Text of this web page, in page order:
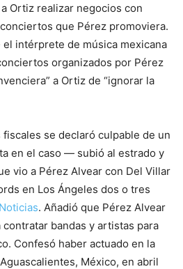
Ortiz realizar negocios con
que Pérez promoviera.
intérprete de música mexicana
organizados por Pérez
a Ortiz de “ignorar la
se declaró culpable de un
en el caso — subió al estrado y
vio a Pérez Alvear con Del Villar
en Los Ángeles dos o tres
. Añadió que Pérez Alvear
bandas y artistas para
Confesó haber actuado en la
México, en abril